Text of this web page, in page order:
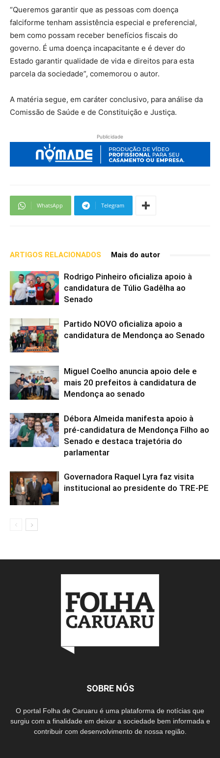
“Queremos garantir que as pessoas com doença
falciforme tenham assistência especial e preferencial,
bem como possam receber benefícios fiscais do
governo. É uma doença incapacitante e é dever do
Estado garantir qualidade de vida e direitos para esta
parcela da sociedade”, comemorou o autor.
A matéria segue, em caráter conclusivo, para análise da
Comissão de Saúde e de Constituição e Justiça.
Publicidade
WhatsApp Telegram
ARTIGOS RELACIONADOS Mais do autor
Rodrigo Pinheiro oficializa apoio à
candidatura de Túlio Gadêlha ao
Senado
Partido NOVO oficializa apoio a
candidatura de Mendonça ao Senado
Miguel Coelho anuncia apoio dele e
mais 20 prefeitos à candidatura de
Mendonça ao senado
Débora Almeida manifesta apoio à
pré-candidatura de Mendonça Filho ao
Senado e destaca trajetória do
parlamentar
Governadora Raquel Lyra faz visita
institucional ao presidente do TRE-PE
SOBRE NÓS
O portal Folha de Caruaru é uma plataforma de notícias que
surgiu com a finalidade em deixar a sociedade bem informada e
contribuir com desenvolvimento de nossa região.